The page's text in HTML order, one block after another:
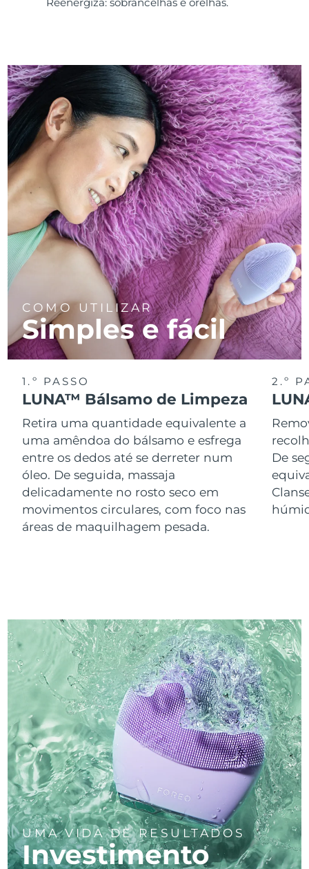
COMO UTILIZAR
Simples e fácil
1.º PASSO
LUNA™ Bálsamo de Limpeza
Retira uma quantidade equivalente a
uma amêndoa do bálsamo e esfrega
entre os dedos até se derreter num
óleo. De seguida, massaja
delicadamente no rosto seco em
movimentos circulares, com foco nas
áreas de maquilhagem pesada.
2.º
De
UMA VIDA DE RESULTADOS
Investimento